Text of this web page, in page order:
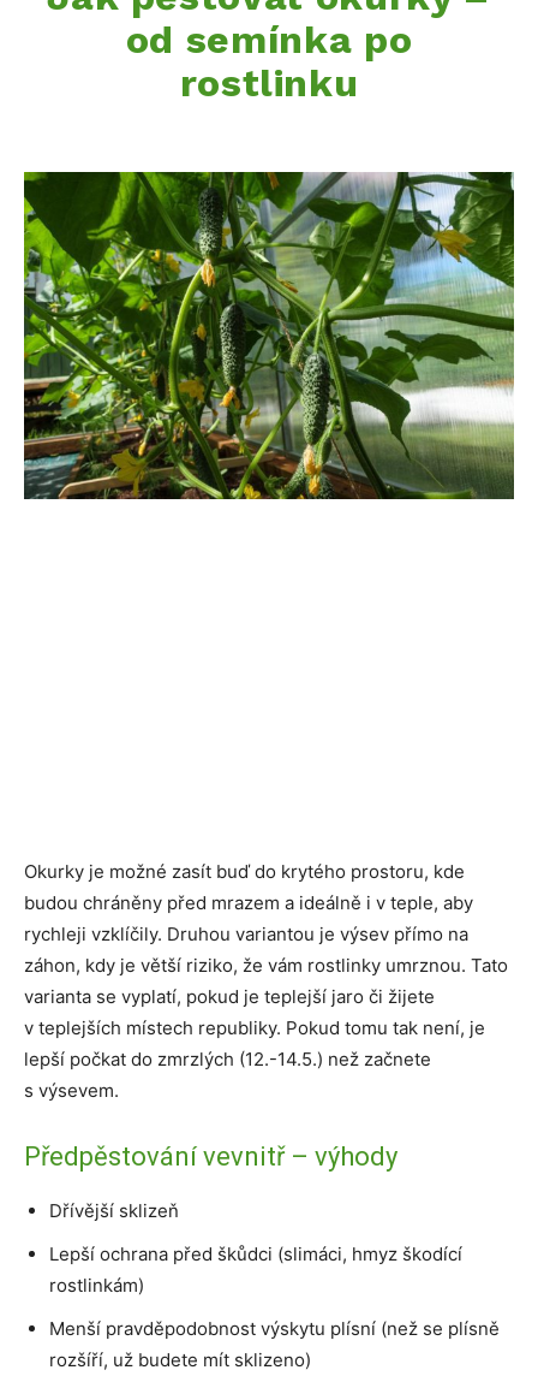
od semínka po
rostlinku
Okurky je možné zasít buď do krytého prostoru, kde
budou chráněny před mrazem a ideálně i v teple, aby
rychleji vzklíčily. Druhou variantou je výsev přímo na
záhon, kdy je větší riziko, že vám rostlinky umrznou. Tato
varianta se vyplatí, pokud je teplejší jaro či žijete
v teplejších místech republiky. Pokud tomu tak není, je
lepší počkat do zmrzlých (12.-14.5.) než začnete
s výsevem.
Předpěstování vevnitř – výhody
Dřívější sklizeň
Lepší ochrana před škůdci (slimáci, hmyz škodící
rostlinkám)
Menší pravděpodobnost výskytu plísní (než se plísně
rozšíří, už budete mít sklizeno)